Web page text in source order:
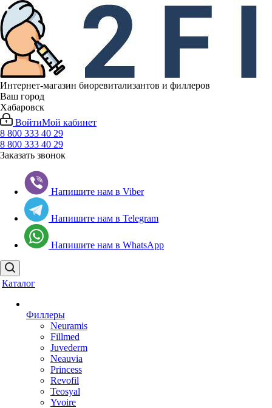
Интернет-магазин биоревитализантов и филлеров
Ваш город
Хабаровск
ВойтиМой кабинет
8 800 333 40 29
8 800 333 40 29
Заказать звонок
Напишите нам в Viber
Напишите нам в Telegram
Напишите нам в WhatsApp
Каталог
Филлеры
Neuramis
Fillmed
Juvederm
Neauvia
Princess
Revofil
Teosyal
Yvoire